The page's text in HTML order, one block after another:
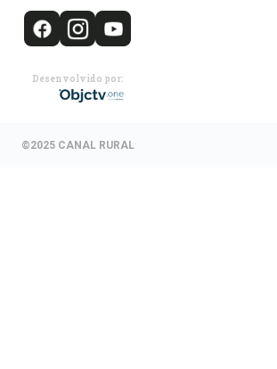
Desenvolvido por:
©2025 CANAL RURAL